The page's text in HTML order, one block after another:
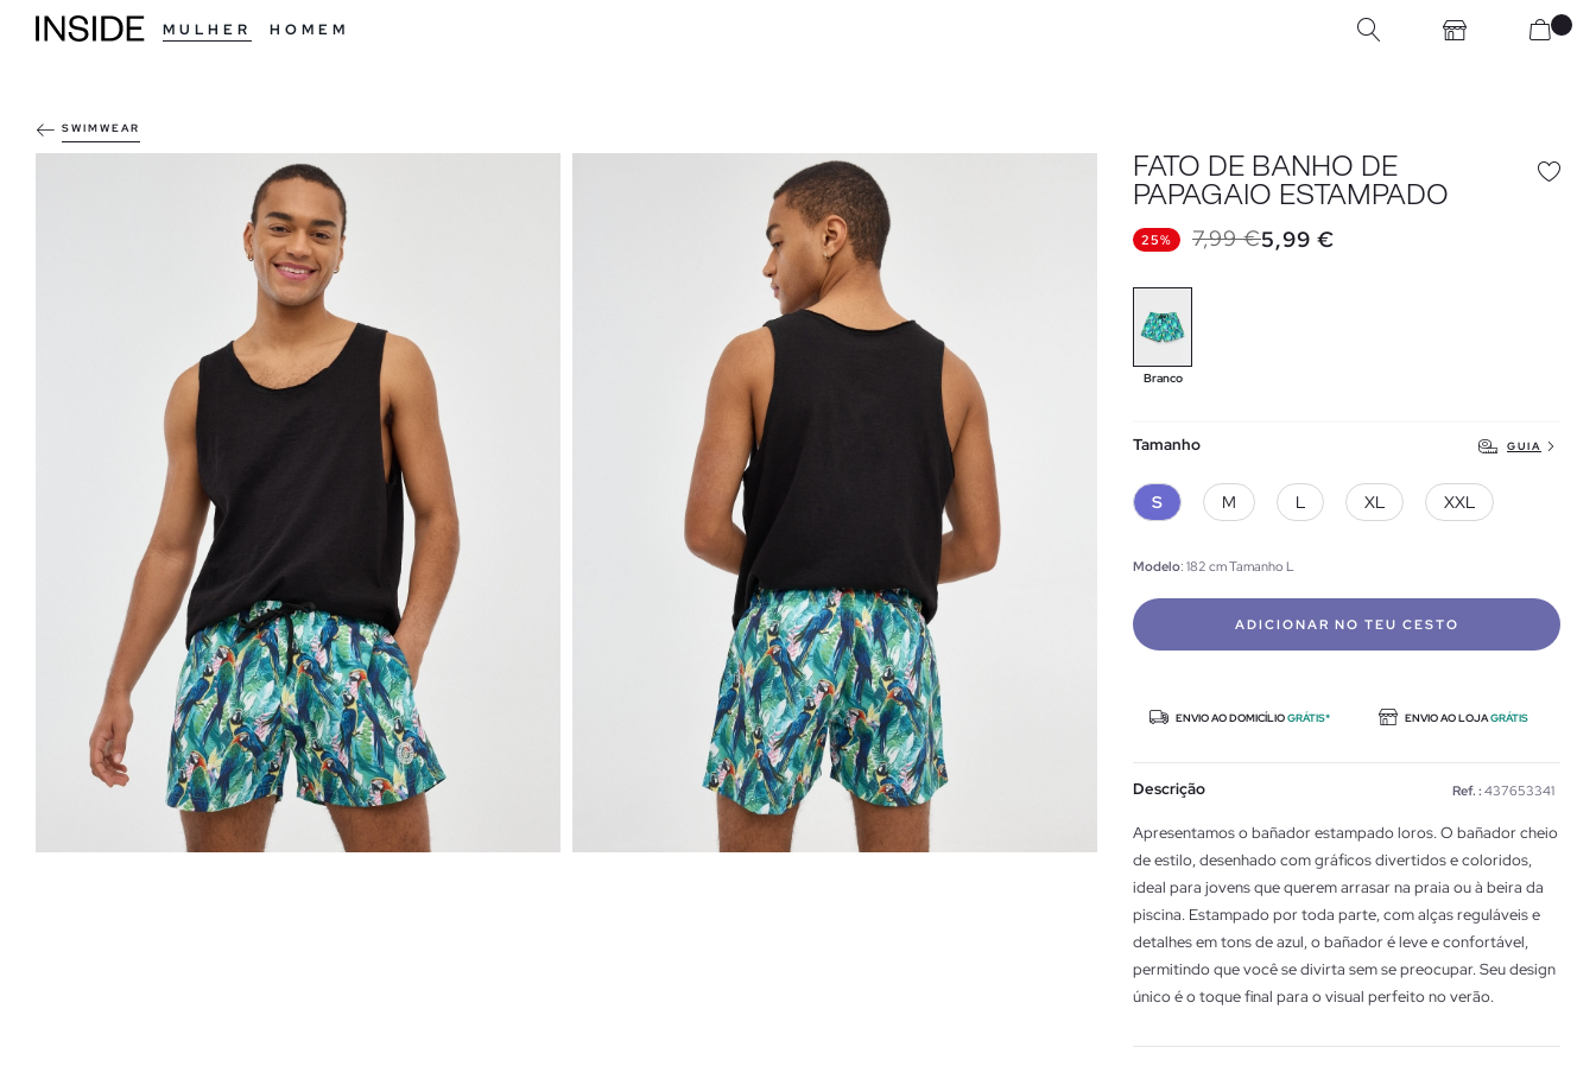
MULHER HOMEM
SWIMWEAR
FATO DE BANHO DE
PAPAGAIO ESTAMPADO
25% 7,99 €5,99 €
Branco
Tamanho GUIA
S M L XL XXL
Modelo: 182 cm Tamanho L
ADICIONAR NO TEU CESTO
ENVIO AO DOMICÍLIOGRÁTIS* ENVIO AO LOJAGRÁTIS
Descrição Ref. : 437653341
Apresentamos o bañador estampado loros. O bañador cheio
de estilo, desenhado com gráficos divertidos e coloridos,
ideal para jovens que querem arrasar na praia ou à beira da
piscina. Estampado por toda parte, com alças reguláveis e
detalhes em tons de azul, o bañador é leve e confortável,
permitindo que você se divirta sem se preocupar. Seu design
único é o toque final para o visual perfeito no verão.